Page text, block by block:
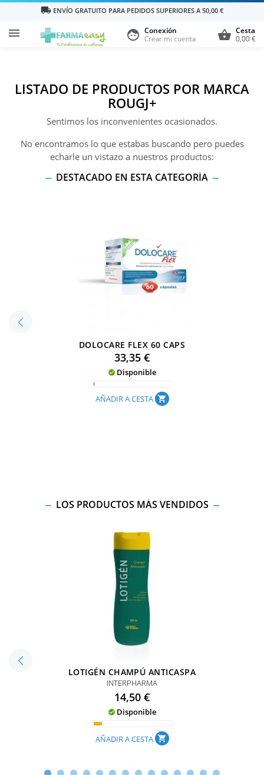
local_shipping ENVÍO GRATUITO PARA PEDIDOS SUPERIORES A 50,00 €
 shopping_basket Cesta
0,00 €
face Conexión
Crear mi cuenta
LISTADO DE PRODUCTOS POR MARCA
ROUGJ+
Sentimos los inconvenientes ocasionados.
No encontramos lo que estabas buscando pero puedes
echarle un vistazo a nuestros productos:
DESTACADO EN ESTA CATEGORÍA
DOLOCARE FLEX 60 CAPS
Precio
33,35 €
 Disponible
AÑADIR A CESTA shopping_cart
LOS PRODUCTOS MÁS VENDIDOS
LOTIGÉN CHAMPÚ ANTICASPA
INTERPHARMA
Precio
14,50 €
 Disponible
AÑADIR A CESTA shopping_cart